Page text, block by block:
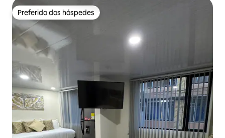
Preferido dos hóspedes
Preferido dos hóspedes